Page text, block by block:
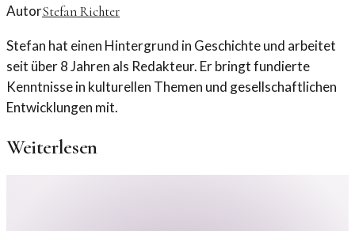
AutorStefan Richter
Stefan hat einen Hintergrund in Geschichte und arbeitet
seit über 8 Jahren als Redakteur. Er bringt fundierte
Kenntnisse in kulturellen Themen und gesellschaftlichen
Entwicklungen mit.
Weiterlesen